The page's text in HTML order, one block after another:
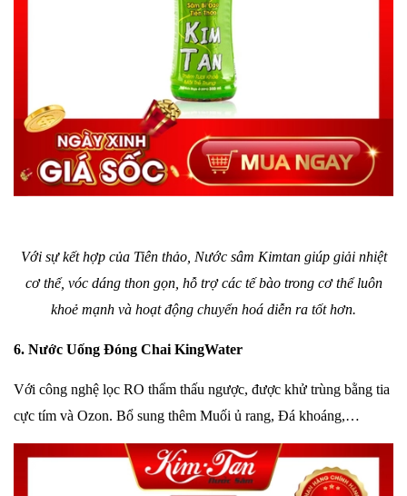
Với sự kết hợp của Tiên thảo, Nước sâm Kimtan giúp giải nhiệt
cơ thể, vóc dáng thon gọn, hỗ trợ các tế bào trong cơ thể luôn
khoẻ mạnh và hoạt động chuyển hoá diễn ra tốt hơn.
6. Nước Uống Đóng Chai KingWater
Với công nghệ lọc RO thẩm thấu ngược, được khử trùng bằng tia
cực tím và Ozon. Bổ sung thêm Muối ủ rang, Đá khoáng,…